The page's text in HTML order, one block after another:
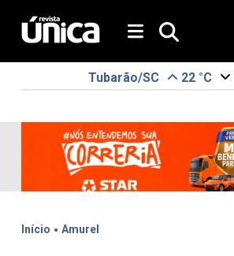
Tubarão/SC 22 °C
Início . Amurel